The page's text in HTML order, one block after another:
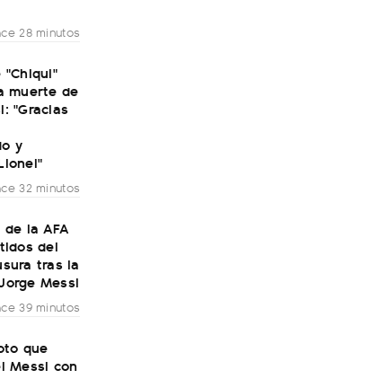
28 minutos
muerte de
"Gracias
y
32 minutos
la AFA
del
tras la
Messi
39 minutos
que
Messi con